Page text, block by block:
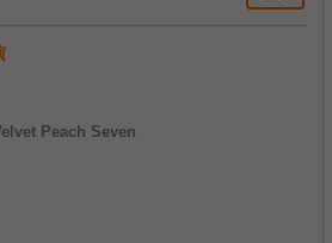
Peach Seven